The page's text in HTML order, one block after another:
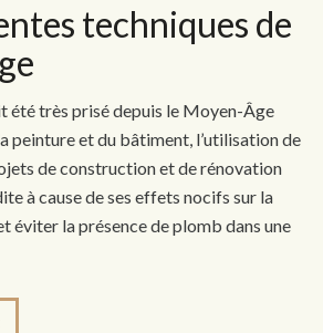
techniques de
été très prisé depuis le Moyen-Âge
peinture et du bâtiment, l’utilisation de
de construction et de rénovation
à cause de ses effets nocifs sur la
éviter la présence de plomb dans une